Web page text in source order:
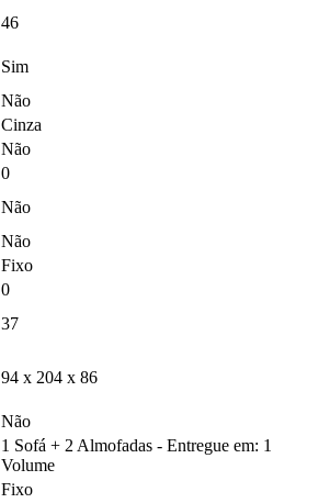
46
Sim
Não
Cinza
Não
0
Não
Não
Fixo
0
37
94 x 204 x 86
Não
1 Sofá + 2 Almofadas - Entregue em: 1
Volume
Fixo